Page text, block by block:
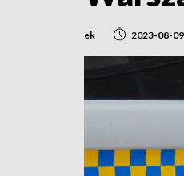
ek 2023-08-09